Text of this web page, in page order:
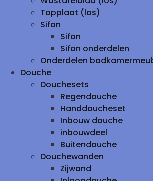
Topplaat (los)
Sifon
Sifon
Sifon onderdelen
Onderdelen
Douche
Douchesets
Regendouche
Handdoucheset
Inbouw douche
inbouwdeel
Buitendouche
Douchewanden
Zijwand